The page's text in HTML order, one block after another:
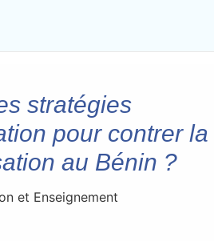
stratégies
pour contrer la
au Bénin ?
et Enseignement